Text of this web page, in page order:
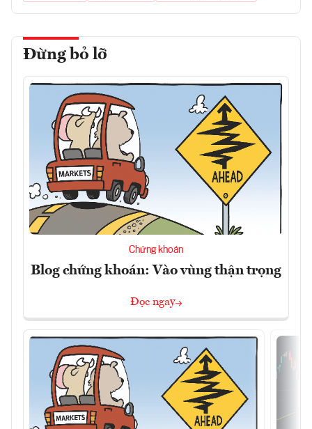
Đừng bỏ lỡ
Chứng khoán
Blog chứng khoán: Vào vùng thận trọng
Đọc ngay